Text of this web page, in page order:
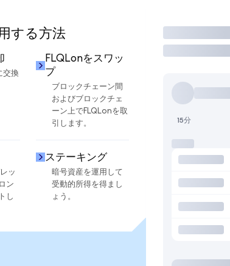
る方法
交換
FLQLonをスワッ
プ
ブロックチェーン間
およびブロックチェ
ーン上でFLQLonを取
引します。
ッ
ン
し
ステーキング
暗号資産を運用して
受動的所得を得まし
ょう。
取引
15分